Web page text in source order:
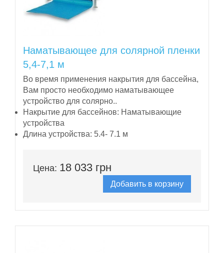
Наматывающее для солярной пленки
5,4-7,1 м
Во время применения накрытия для бассейна,
Вам просто необходимо наматывающее
устройство для солярно..
Накрытие для бассейнов: Наматывающие
устройства
Длина устройства: 5.4- 7.1 м
Цена: 18 033 грн
Добавить в корзину